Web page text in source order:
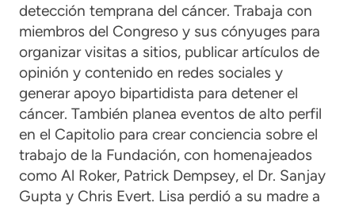
detección temprana del cáncer. Trabaja con
miembros del Congreso y sus cónyuges para
organizar visitas a sitios, publicar artículos de
opinión y contenido en redes sociales y
generar apoyo bipartidista para detener el
cáncer. También planea eventos de alto perfil
en el Capitolio para crear conciencia sobre el
trabajo de la Fundación, con homenajeados
como Al Roker, Patrick Dempsey, el Dr. Sanjay
Gupta y Chris Evert. Lisa perdió a su madre a